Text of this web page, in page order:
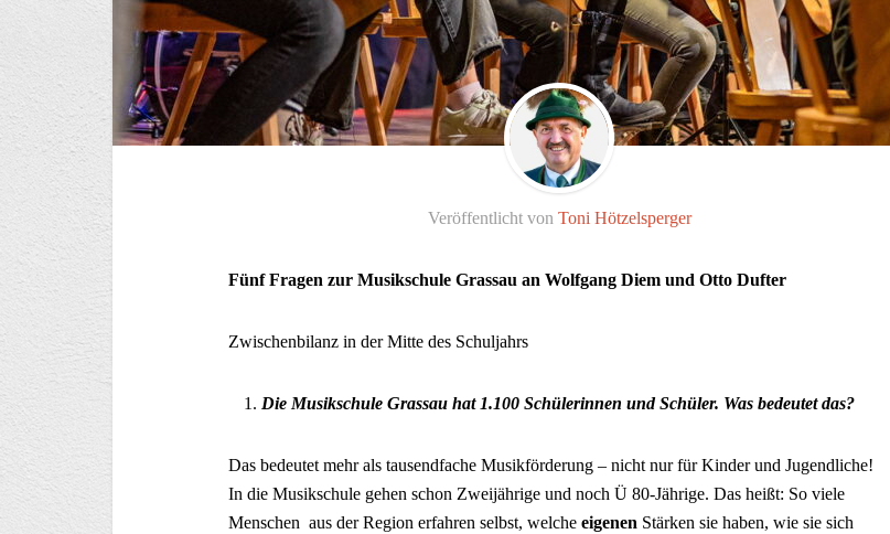
Veröffentlicht von Toni Hötzelsperger
Fünf Fragen zur Musikschule Grassau an Wolfgang Diem und Otto Dufter
Zwische­nbilanz in der Mitte des Schuljahrs
Die Musikschule Grassau hat 1.100 Schülerinnen und Schüler. Was bedeutet das?
Das bedeutet mehr als tausendfache Musikförderung – nicht nur für Kinder und Jugendliche!
In die Musikschule gehen schon Zweijährige und noch Ü 80-Jährige. Das heißt: So viele
Menschen aus der Region erfahren selbst, welche eigenen Stärken sie haben, wie sie sich